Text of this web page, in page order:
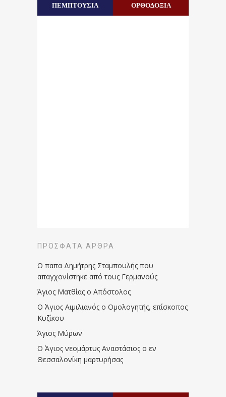
ΠΕΜΠΤΟΥΣΙΑ ΟΡΘΟΔΟΞΙΑ
ΠΡΌΣΦΑΤΑ ΆΡΘΡΑ
Ο παπα Δημήτρης Σταμπουλής που
απαγχονίστηκε από τους Γερμανούς
Άγιος Ματθίας ο Απόστολος
Ο Άγιος Αιμιλιανός ο Ομολογητής, επίσκοπος
Κυζίκου
Άγιος Μύρων
Ο Άγιος νεομάρτυς Αναστάσιος ο εν
Θεσσαλονίκη μαρτυρήσας